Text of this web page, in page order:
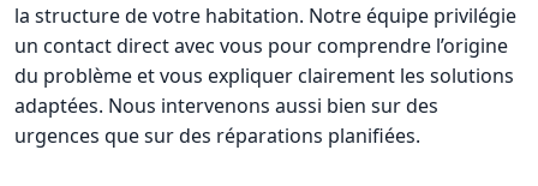
la structure de votre habitation. Notre équipe privilégie
un contact direct avec vous pour comprendre l’origine
du problème et vous expliquer clairement les solutions
adaptées. Nous intervenons aussi bien sur des
urgences que sur des réparations planifiées.